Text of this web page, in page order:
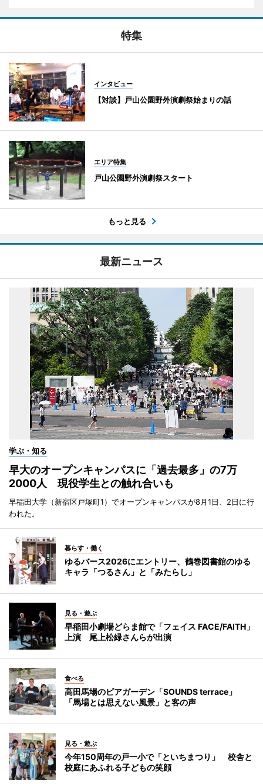
特集
インタビュー
【対談】戸山公園野外演劇祭始まりの話
エリア特集
戸山公園野外演劇祭スタート
もっと見る
最新ニュース
学ぶ・知る
早大のオープンキャンパスに「過去最多」の7万
2000人 現役学生との触れ合いも
早稲田大学（新宿区戸塚町1）でオープンキャンパスが8月1日、2日に行
われた。
暮らす・働く
ゆるバース2026にエントリー、鶴巻図書館のゆる
キャラ「つるさん」と「みたらし」
見る・遊ぶ
早稲田小劇場どらま館で「フェイス FACE/FAITH」
上演 尾上松緑さんらが出演
食べる
高田馬場のビアガーデン「SOUNDS terrace」
「馬場とは思えない風景」と客の声
見る・遊ぶ
今年150周年の戸一小で「といちまつり」 校舎と
校庭にあふれる子どもの笑顔